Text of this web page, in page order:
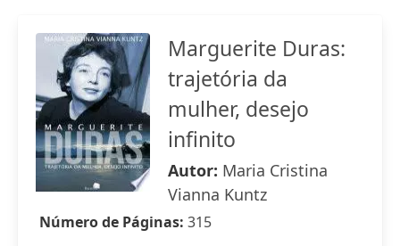
Marguerite Duras:
trajetória da
mulher, desejo
infinito
Autor: Maria Cristina
Vianna Kuntz
Número de Páginas: 315